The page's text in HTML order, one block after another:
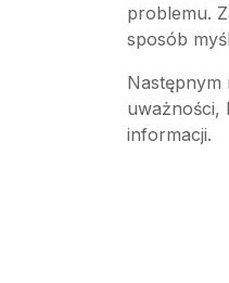
problemu.
sposób
Następnym
uważności,
informacji.